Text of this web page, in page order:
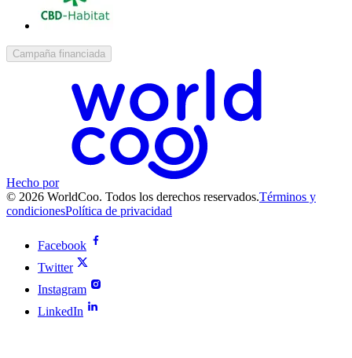
Campaña financiada
Hecho por
© 2026 WorldCoo. Todos los derechos reservados.Términos y
condicionesPolítica de privacidad
Facebook
Twitter
Instagram
LinkedIn